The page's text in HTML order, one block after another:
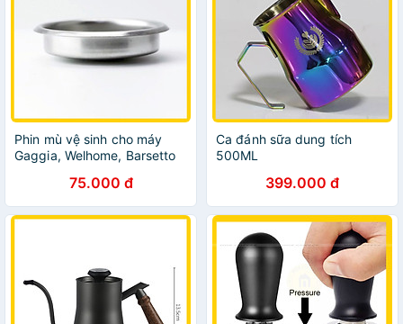
Phin mù vệ sinh cho máy
Gaggia, Welhome, Barsetto
75.000 đ
Ca đánh sữa dung tích
500ML
399.000 đ